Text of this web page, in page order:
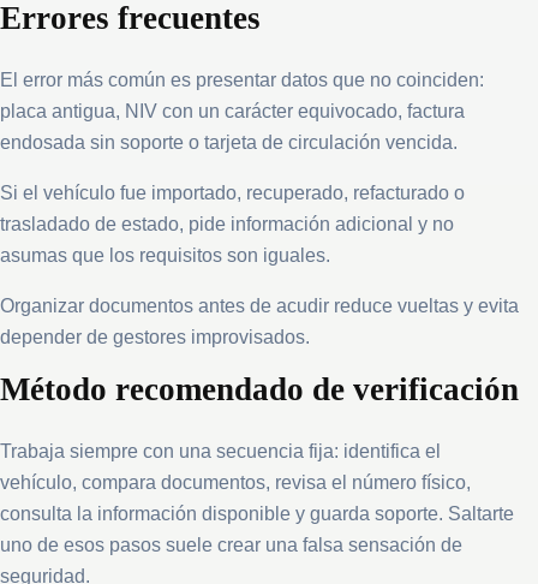
Errores frecuentes
El error más común es presentar datos que no coinciden:
placa antigua, NIV con un carácter equivocado, factura
endosada sin soporte o tarjeta de circulación vencida.
Si el vehículo fue importado, recuperado, refacturado o
trasladado de estado, pide información adicional y no
asumas que los requisitos son iguales.
Organizar documentos antes de acudir reduce vueltas y evita
depender de gestores improvisados.
Método recomendado de verificación
Trabaja siempre con una secuencia fija: identifica el
vehículo, compara documentos, revisa el número físico,
consulta la información disponible y guarda soporte. Saltarte
uno de esos pasos suele crear una falsa sensación de
seguridad.